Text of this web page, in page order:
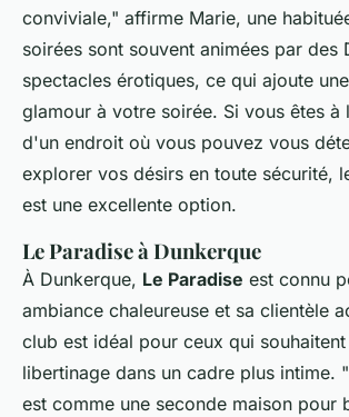
conviviale," affirme Marie, une
soirées sont souvent animées par des
spectacles érotiques, ce qui ajoute
glamour à votre soirée. Si vous êtes à
d'un endroit où vous pouvez vous
explorer vos désirs en toute sécurité,
est une excellente option.
Le Paradise à Dunkerque
À Dunkerque, Le Paradise est connu
ambiance chaleureuse et sa clientèle
club est idéal pour ceux qui
libertinage dans un cadre plus intime.
est comme une seconde maison pour